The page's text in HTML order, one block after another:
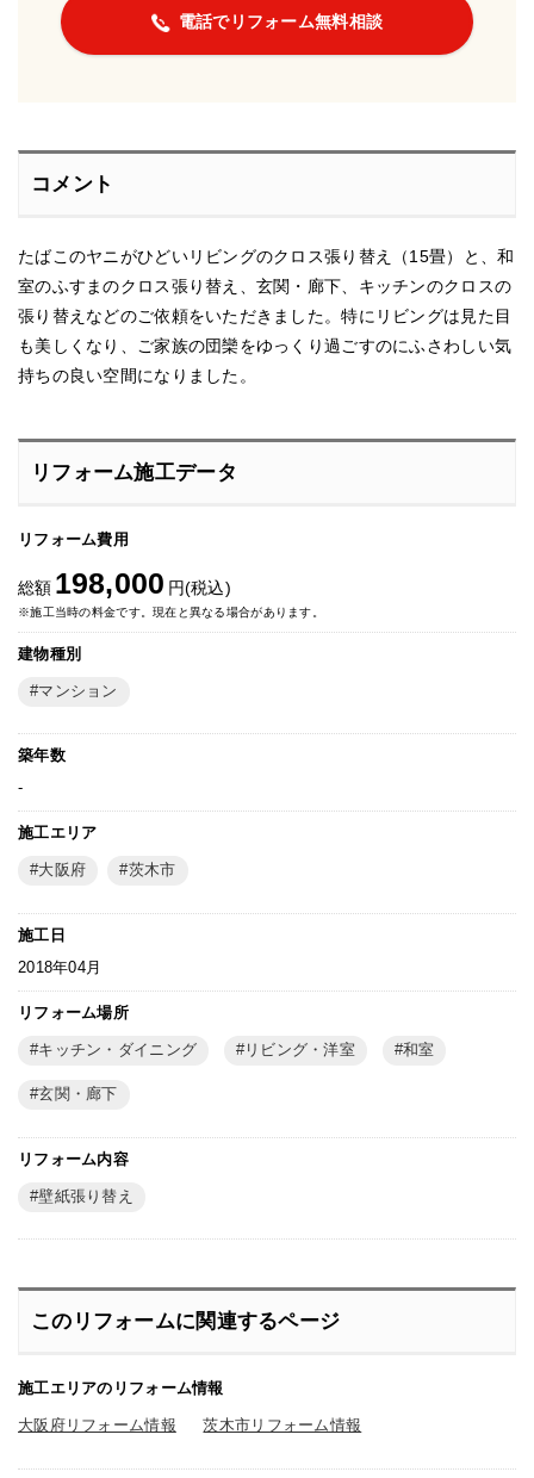
電話でリフォーム無料相談
コメント
たばこのヤニがひどいリビングのクロス張り替え（15畳）と、和
室のふすまのクロス張り替え、玄関・廊下、キッチンのクロスの
張り替えなどのご依頼をいただきました。特にリビングは見た目
も美しくなり、ご家族の団欒をゆっくり過ごすのにふさわしい気
持ちの良い空間になりました。
リフォーム施工データ
リフォーム費用
総額 198,000 円(税込)
※施工当時の料金です。現在と異なる場合があります。
建物種別
マンション
築年数
-
施工エリア
大阪府 茨木市
施工日
2018年04月
リフォーム場所
キッチン・ダイニング リビング・洋室 和室
玄関・廊下
リフォーム内容
壁紙張り替え
このリフォームに関連するページ
施工エリアのリフォーム情報
大阪府リフォーム情報 茨木市リフォーム情報